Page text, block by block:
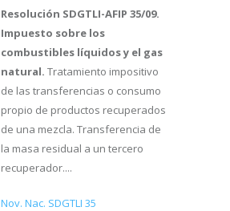
Resolución SDGTLI-AFIP 35/09.
Impuesto sobre los
combustibles líquidos y el gas
natural. Tratamiento impositivo
de las transferencias o consumo
propio de productos recuperados
de una mezcla. Transferencia de
la masa residual a un tercero
recuperador....
Nov. Nac. SDGTLI 35